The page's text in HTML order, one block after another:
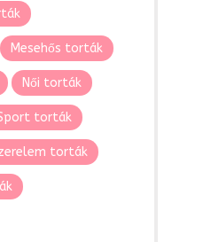
Mesehős torták
Női torták
torták
torták